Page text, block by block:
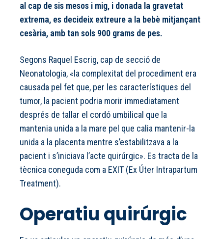
al cap de sis mesos i mig, i donada la gravetat
extrema, es decideix extreure a la bebè mitjançant
cesària, amb tan sols 900 grams de pes.
Segons Raquel Escrig, cap de secció de
Neonatologia, «la complexitat del procediment era
causada pel fet que, per les característiques del
tumor, la pacient podria morir immediatament
després de tallar el cordó umbilical que la
mantenia unida a la mare pel que calia mantenir-la
unida a la placenta mentre s’estabilitzava a la
pacient i s’iniciava l’acte quirúrgic». Es tracta de la
tècnica coneguda com a EXIT (Ex Úter Intrapartum
Treatment).
Operatiu quirúrgic